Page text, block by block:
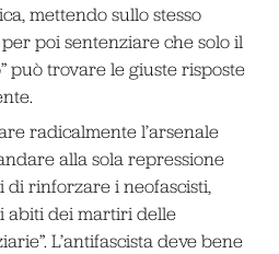
mettendo sullo stesso
poi sentenziare che solo il
può trovare le giuste risposte
radicalmente l’arsenale
alla sola repressione
di rinforzare i neofascisti,
abiti dei martiri delle
L’antifascista deve bene